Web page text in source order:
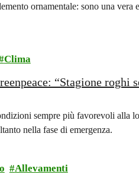
ornamentale: sono una
Clima
“Stagione roghi
sempre più favorevoli alla
nella fase di emergenza.
Allevamenti